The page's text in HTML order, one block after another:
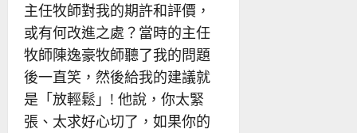
主任牧師對我的期許和評價，
或有何改進之處？當時的主任
牧師陳逸豪牧師聽了我的問題
後一直笑，然後給我的建議就
是「放輕鬆」! 他說，你太緊
張、太求好心切了，如果你的